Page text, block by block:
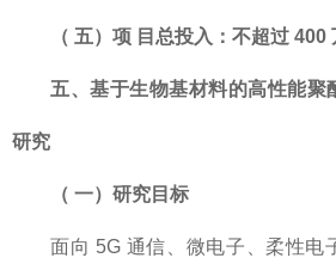
（ 五）项 目总投入：不超过 400
五、基于生物基材料的高性能聚
研究
（ 一）研究目标
面向 5G 通信、微电子、柔性电